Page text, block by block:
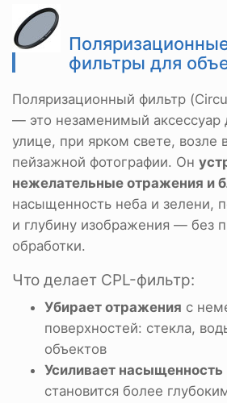
фильтры для
Поляризационный фильтр
— это незаменимый аксессуар
улице, при ярком свете, возле
пейзажной фотографии. Он
нежелательные отражения и
насыщенность неба и зелени,
и глубину изображения — без
обработки.
Что делает CPL-фильтр:
Убирает отражения с
поверхностей: стекла,
объектов
Усиливает насыщенность
становится более